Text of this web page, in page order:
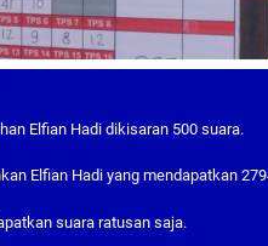
Elfian Hadi dikisaran 500 suara.
Elfian Hadi yang mendapatkan
suara ratusan saja.